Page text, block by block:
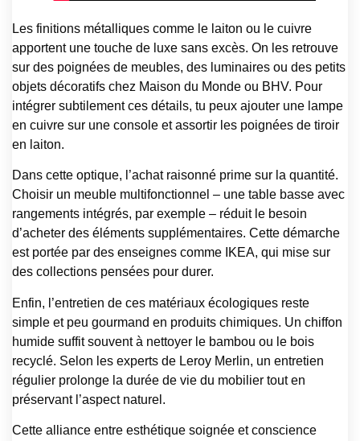
Les finitions métalliques comme le laiton ou le cuivre
apportent une touche de luxe sans excès. On les retrouve
sur des poignées de meubles, des luminaires ou des petits
objets décoratifs chez Maison du Monde ou BHV. Pour
intégrer subtilement ces détails, tu peux ajouter une lampe
en cuivre sur une console et assortir les poignées de tiroir
en laiton.
Dans cette optique, l’achat raisonné prime sur la quantité.
Choisir un meuble multifonctionnel – une table basse avec
rangements intégrés, par exemple – réduit le besoin
d’acheter des éléments supplémentaires. Cette démarche
est portée par des enseignes comme IKEA, qui mise sur
des collections pensées pour durer.
Enfin, l’entretien de ces matériaux écologiques reste
simple et peu gourmand en produits chimiques. Un chiffon
humide suffit souvent à nettoyer le bambou ou le bois
recyclé. Selon les experts de Leroy Merlin, un entretien
régulier prolonge la durée de vie du mobilier tout en
préservant l’aspect naturel.
Cette alliance entre esthétique soignée et conscience